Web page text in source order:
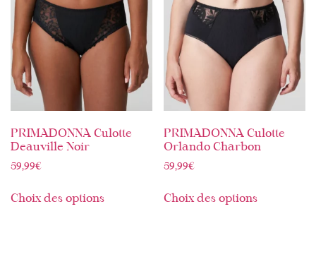
PRIMADONNA Culotte
Deauville Noir
59,99€
Choix des options
PRIMADONNA Culotte
Orlando Charbon
59,99€
Choix des options